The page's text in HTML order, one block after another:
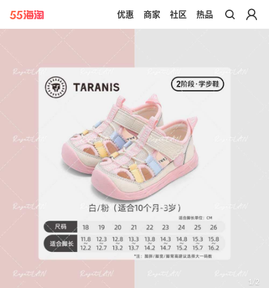
带你去官网买正品
优惠 商家 社区 热品
1/2